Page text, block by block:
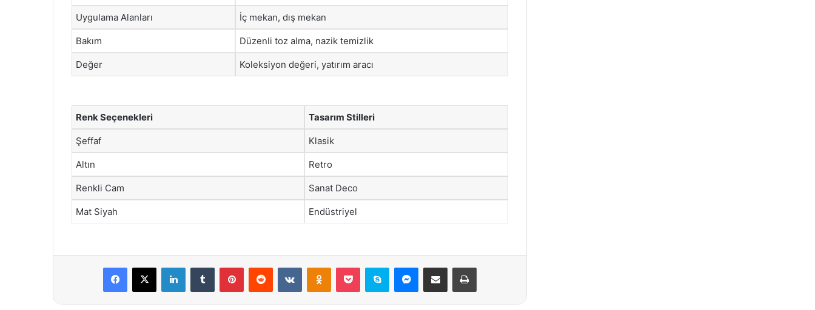
Uygulama Alanları İç mekan, dış mekan
Bakım Düzenli toz alma, nazik temizlik
Değer Koleksiyon değeri, yatırım aracı
Renk Seçenekleri Tasarım Stilleri
Şeffaf Klasik
Altın Retro
Renkli Cam Sanat Deco
Mat Siyah Endüstriyel
Facebook
X LinkedInTumblr PinterestReddit VKontakteOdnoklassniki
Pocket Skype Messenger
E-Posta ile paylaş Yazdır